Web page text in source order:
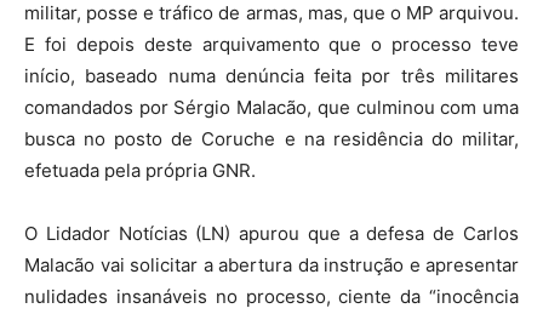
militar, posse e tráfico de armas, mas, que o MP arquivou.
E foi depois deste arquivamento que o processo teve
início, baseado numa denúncia feita por três militares
comandados por Sérgio Malacão, que culminou com uma
busca no posto de Coruche e na residência do militar,
efetuada pela própria GNR.
O Lidador Notícias (LN) apurou que a defesa de Carlos
Malacão vai solicitar a abertura da instrução e apresentar
nulidades insanáveis no processo, ciente da “inocência